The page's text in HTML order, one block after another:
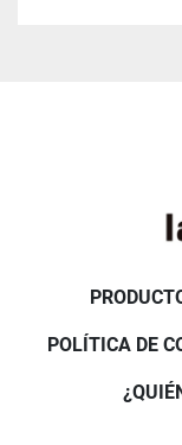
POLÍTICA DE